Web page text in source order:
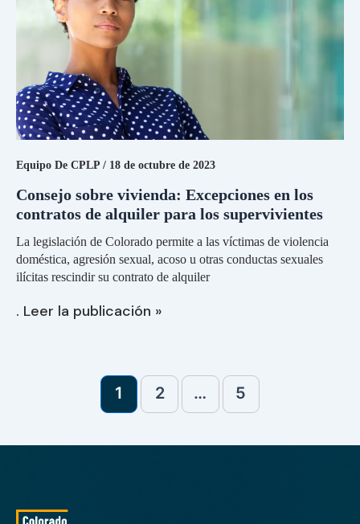
Equipo De CPLP / 18 de octubre de 2023
Consejo sobre vivienda: Excepciones en los
contratos de alquiler para los supervivientes
La legislación de Colorado permite a las víctimas de violencia
doméstica, agresión sexual, acoso u otras conductas sexuales
ilícitas rescindir su contrato de alquiler
contratos
personas
en
situación
de
. Leer la publicación »
1 2 … 5